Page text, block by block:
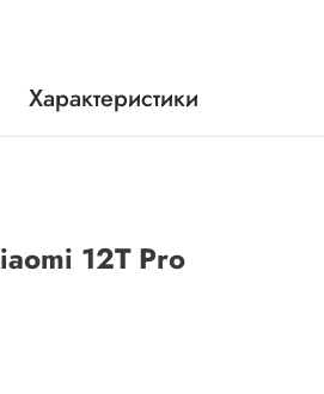
Характеристики
12T Pro